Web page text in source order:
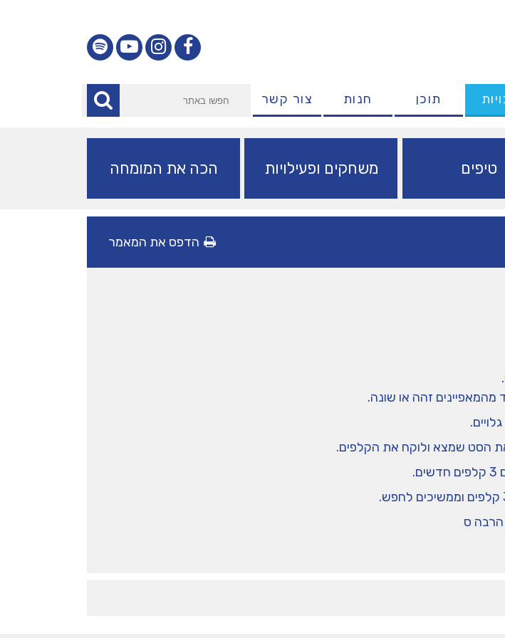
תוכן חנות צור קשר
טיפים משחקים ופעילויות הכה את המומחה
הדפס את המאמר
הסט שמצא ולוקח את הקלפים.
הרבה ס